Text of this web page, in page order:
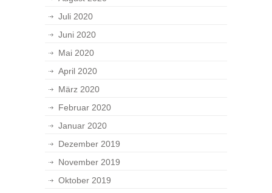
Juli 2020
Juni 2020
Mai 2020
April 2020
März 2020
Februar 2020
Januar 2020
Dezember 2019
November 2019
Oktober 2019